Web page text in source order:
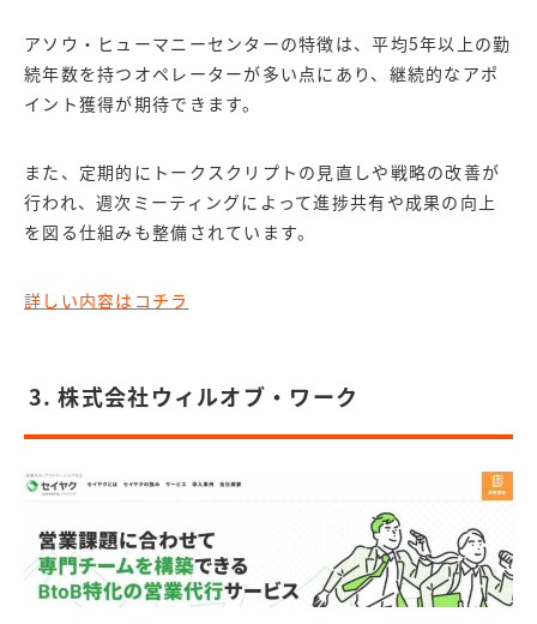
アソウ・ヒューマニーセンターの特徴は、平均5年以上の勤
続年数を持つオペレーターが多い点にあり、継続的なアポ
イント獲得が期待できます。
また、定期的にトークスクリプトの見直しや戦略の改善が
行われ、週次ミーティングによって進捗共有や成果の向上
を図る仕組みも整備されています。
詳しい内容はコチラ
3. 株式会社ウィルオブ・ワーク